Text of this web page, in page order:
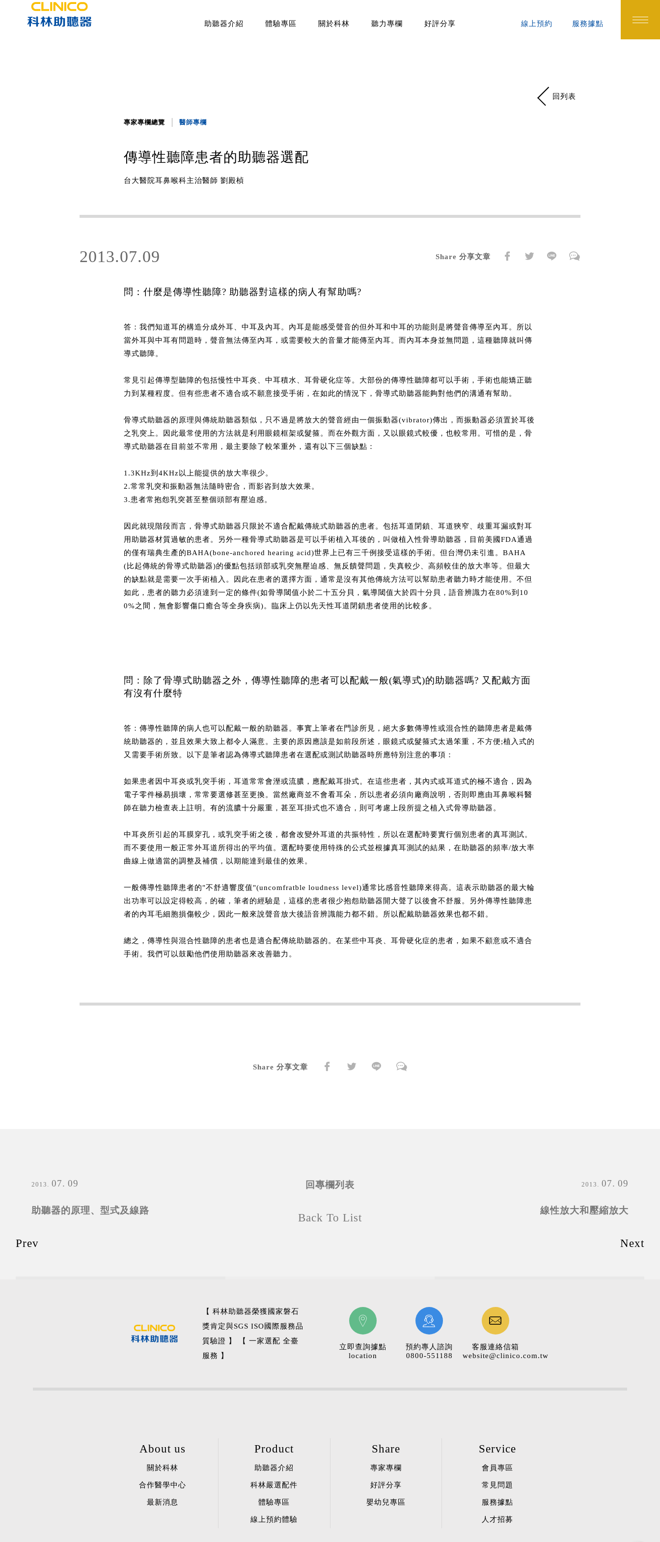
助聽器介紹 體驗專區 關於科林 聽力專欄 好評分享 線上預約 服務據點
專家專欄總覽 醫師專欄
回列表
傳導性聽障患者的助聽器選配
台大醫院耳鼻喉科主治醫師 劉殿楨
2013.07.09 Share 分享文章
問：什麼是傳導性聽障? 助聽器對這樣的病人有幫助嗎?
答：我們知道耳的構造分成外耳、中耳及內耳。內耳是能感受聲音的但外耳和中耳的功能則是將聲音傳導至內耳。所以
當外耳與中耳有問題時，聲音無法傳至內耳，或需要較大的音量才能傳至內耳。而內耳本身並無問題，這種聽障就叫傳
導式聽障。
常見引起傳導型聽障的包括慢性中耳炎、中耳積水、耳骨硬化症等。大部份的傳導性聽障都可以手術，手術也能矯正聽
力到某種程度。但有些患者不適合或不願意接受手術，在如此的情況下，骨導式助聽器能夠對他們的溝通有幫助。
骨導式助聽器的原理與傳統助聽器類似，只不過是將放大的聲音經由一個振動器(vibrator)傳出，而振動器必須置於耳後
之乳突上。因此最常使用的方法就是利用眼鏡框架或髮箍。而在外觀方面，又以眼鏡式較優，也較常用。可惜的是，骨
導式助聽器在目前並不常用，最主要除了較笨重外，還有以下三個缺點：
1.3KHz到4KHz以上能提供的放大率很少。
2.常常乳突和振動器無法隨時密合，而影咨到放大效果。
3.患者常抱怨乳突甚至整個頭部有壓迫感。
因此就現階段而言，骨導式助聽器只限於不適合配戴傳統式助聽器的患者。包括耳道閉鎖、耳道狹窄、歧重耳漏或對耳
用助聽器材質過敏的患者。另外一種骨導式助聽器是可以手術植入耳後的，叫做植入性骨導助聽器，目前美國FDA通過
的僅有瑞典生產的BAHA(bone-anchored hearing acid)世界上已有三千例接受這樣的手術。但台灣仍未引進。BAHA
(比起傳統的骨導式助聽器)的優點包括頭部或乳突無壓迫感、無反饋聲問題，失真較少、高頻較佳的放大率等。但最大
的缺點就是需要一次手術植入。因此在患者的選擇方面，通常是沒有其他傳統方法可以幫助患者聽力時才能使用。不但
如此，患者的聽力必須達到一定的條件(如骨導閾值小於二十五分貝，氣導閾值大於四十分貝，語音辨識力在80%到10
0%之間，無會影響傷口癒合等全身疾病)。臨床上仍以先天性耳道閉鎖患者使用的比較多。
問：除了骨導式助聽器之外，傳導性聽障的患者可以配戴一般(氣導式)的助聽器嗎? 又配戴方面
有沒有什麼特
答：傳導性聽障的病人也可以配戴一般的助聽器。事實上筆者在門診所見，絕大多數傳導性或混合性的聽障患者是戴傳
統助聽器的，並且效果大致上都令人滿意。主要的原因應該是如前段所述，眼鏡式或髮箍式太過笨重，不方便;植入式的
又需要手術所致。以下是筆者認為傳導式聽障患者在選配或測試助聽器時所應特別注意的事項：
如果患者因中耳炎或乳突手術，耳道常常會溼或流膿，應配戴耳掛式。在這些患者，其內式或耳道式的極不適合，因為
電子零件極易損壞，常常要選修甚至更換。當然廠商並不會看耳朵，所以患者必須向廠商說明，否則即應由耳鼻喉科醫
師在聽力檢查表上註明。有的流膿十分嚴重，甚至耳掛式也不適合，則可考慮上段所提之植入式骨導助聽器。
中耳炎所引起的耳膜穿孔，或乳突手術之後，都會改變外耳道的共振特性，所以在選配時要實行個別患者的真耳測試。
而不要使用一般正常外耳道所得出的平均值。選配時要使用特殊的公式並根據真耳測試的結果，在助聽器的頻率/放大率
曲線上做適當的調整及補償，以期能達到最佳的效果。
一般傳導性聽障患者的"不舒適響度值"(uncomfratble loudness level)通常比感音性聽障來得高。這表示助聽器的最大輪
出功率可以設定得較高，的確，筆者的經驗是，這樣的患者很少抱怨助聽器開大聲了以後會不舒服。另外傳導性聽障患
者的內耳毛細胞損傷較少，因此一般來說聲音放大後語音辨識能力都不錯。所以配戴助聽器效果也都不錯。
總之，傳導性與混合性聽障的患者也是適合配傳統助聽器的。在某些中耳炎、耳骨硬化症的患者，如果不顧意或不適合
手術。我們可以鼓勵他們使用助聽器來改善聽力。
Share 分享文章
2013 07 09
助聽器的原理、型式及線路
Prev
回專欄列表
Back To List
2013 07 09
線性放大和壓縮放大
Next
【 科林助聽器榮獲國家磐石
獎肯定與SGS ISO國際服務品
質驗證 】 【 一家選配 全臺
服務 】
立即查詢據點
location
預約專人諮詢
0800-551188
客服連絡信箱
website@clinico.com.tw
About us
關於科林
合作醫學中心
最新消息
Product
助聽器介紹
科林嚴選配件
體驗專區
線上預約體驗
Share
專家專欄
好評分享
嬰幼兒專區
Service
會員專區
常見問題
服務據點
人才招募